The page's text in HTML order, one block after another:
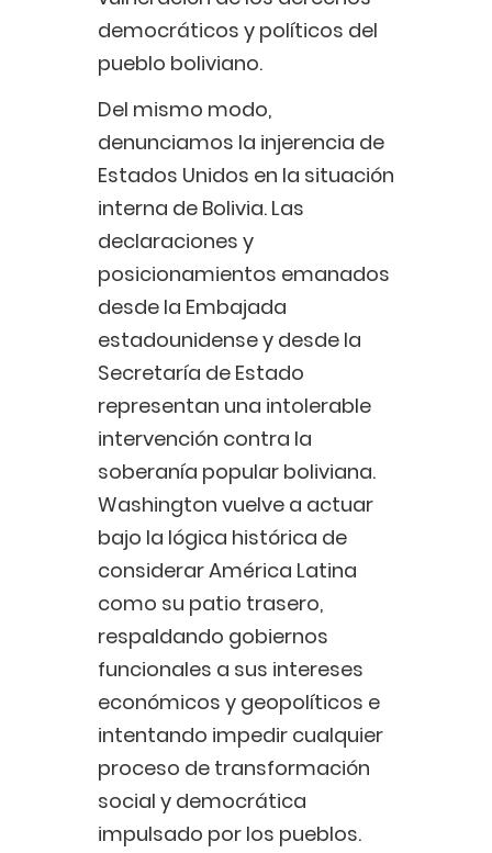
democráticos y políticos del
pueblo boliviano.
Del mismo modo,
denunciamos la injerencia de
Estados Unidos en la situación
interna de Bolivia. Las
declaraciones y
posicionamientos emanados
desde la Embajada
estadounidense y desde la
Secretaría de Estado
representan una intolerable
intervención contra la
soberanía popular boliviana.
Washington vuelve a actuar
bajo la lógica histórica de
considerar América Latina
como su patio trasero,
respaldando gobiernos
funcionales a sus intereses
económicos y geopolíticos e
intentando impedir cualquier
proceso de transformación
social y democrática
impulsado por los pueblos.